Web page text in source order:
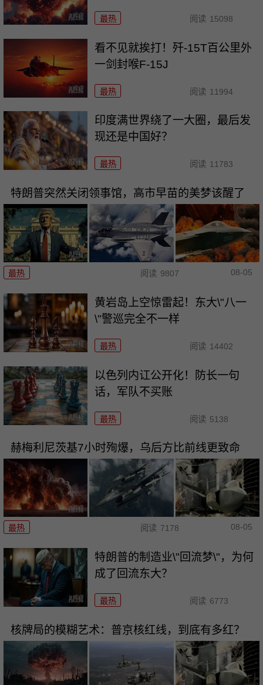
最热 阅读 15098
看不见就挨打！歼-15T百公里外
一剑封喉F-15J
最热 阅读 11994
印度满世界绕了一大圈，最后发
现还是中国好？
最热 阅读 11783
特朗普突然关闭领事馆，高市早苗的美梦该醒了
最热 阅读 9807 08-05
黄岩岛上空惊雷起！东大\"八一
\"警巡完全不一样
最热 阅读 14402
以色列内讧公开化！防长一句
话，军队不买账
最热 阅读 5138
赫梅利尼茨基7小时殉爆，乌后方比前线更致命
最热 阅读 7178 08-05
特朗普的制造业\"回流梦\"，为何
成了回流东大？
最热 阅读 6773
核牌局的模糊艺术：普京核红线，到底有多红？